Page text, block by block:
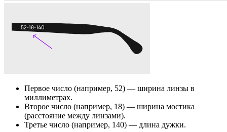
Первое число (например, 52) — ширина линзы в
миллиметрах.
Второе число (например, 18) — ширина мостика
(расстояние между линзами).
Третье число (например, 140) — длина дужки.